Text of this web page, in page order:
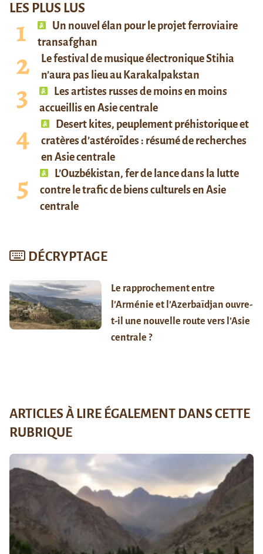
LES PLUS LUS
Un nouvel élan pour le projet ferroviaire
transafghan
Le festival de musique électronique Stihia
n’aura pas lieu au Karakalpakstan
Les artistes russes de moins en moins
accueillis en Asie centrale
Desert kites, peuplement préhistorique et
cratères d’astéroïdes : résumé de recherches
en Asie centrale
L’Ouzbékistan, fer de lance dans la lutte
contre le trafic de biens culturels en Asie
centrale
DÉCRYPTAGE
Le rapprochement entre
l’Arménie et l’Azerbaïdjan ouvre-
t-il une nouvelle route vers l’Asie
centrale ?
ARTICLES À LIRE ÉGALEMENT DANS CETTE
RUBRIQUE